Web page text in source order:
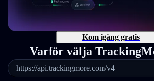
Kom igång gratis
Varför välja
https://api.trackingmore.com/v4